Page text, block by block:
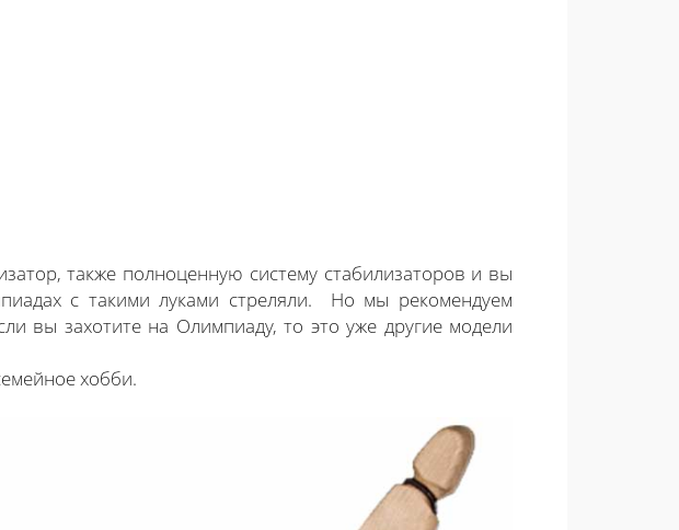
также полноценную систему стабилизаторов и вы
с такими луками стреляли. Но мы рекомендуем
вы захотите на Олимпиаду, то это уже другие модели
хобби.